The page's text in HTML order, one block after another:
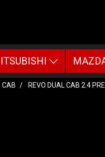
CAB REVO DUAL CAB 2.4